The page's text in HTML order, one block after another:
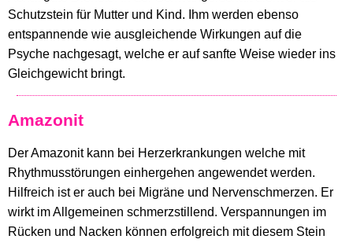
Schutzstein für Mutter und Kind. Ihm werden ebenso
entspannende wie ausgleichende Wirkungen auf die
Psyche nachgesagt, welche er auf sanfte Weise wieder ins
Gleichgewicht bringt.
Amazonit
Der Amazonit kann bei Herzerkrankungen welche mit
Rhythmusstörungen einhergehen angewendet werden.
Hilfreich ist er auch bei Migräne und Nervenschmerzen. Er
wirkt im Allgemeinen schmerzstillend. Verspannungen im
Rücken und Nacken können erfolgreich mit diesem Stein